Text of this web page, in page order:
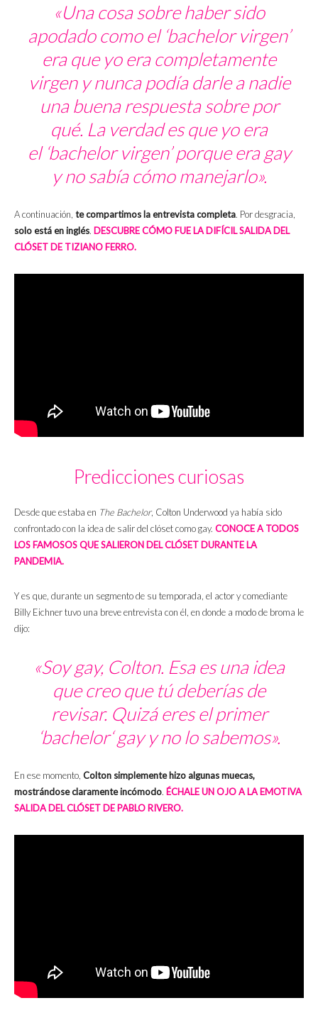
«Una cosa sobre haber sido
apodado como el ‘ bachelorvirgen’
era que yo era completamente
virgen y nunca podía darle a nadie
una buena respuesta sobre por
qué. La verdad es que yo era
el ‘ bachelorvirgen’ porque era gay
y no sabía cómo manejarlo».
A continuación, te compartimos la entrevista completa. Por desgracia,
solo está en inglés. DESCUBRE CÓMO FUE LA DIFÍCIL SALIDA DEL
CLÓSET DE TIZIANO FERRO.
Predicciones curiosas
Desde que estaba en The Bachelor, Colton Underwood ya había sido
confrontado con la idea de salir del clóset como gay. CONOCE A TODOS
LOS FAMOSOS QUE SALIERON DEL CLÓSET DURANTE LA
PANDEMIA.
Y es que, durante un segmento de su temporada, el actor y comediante
Billy Eichner tuvo una breve entrevista con él, en donde a modo de broma le
dijo:
«Soy gay, Colton. Esa es una idea
que creo que tú deberías de
revisar. Quizá eres el primer
bachelor‘ gay y no lo sabemos».
En ese momento, Colton simplemente hizo algunas muecas,
mostrándose claramente incómodo. ÉCHALE UN OJO A LA EMOTIVA
SALIDA DEL CLÓSET DE PABLO RIVERO.